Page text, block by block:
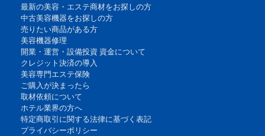
最新の美容・エステ商材をお探しの方
中古美容機器をお探しの方
売りたい商品がある方
美容機器修理
開業・運営・設備投資 資金について
クレジット決済の導入
美容専門エステ保険
ご購入が決まったら
取材依頼について
ホテル業界の方へ
特定商取引に関する法律に基づく表記
プライバシーポリシー